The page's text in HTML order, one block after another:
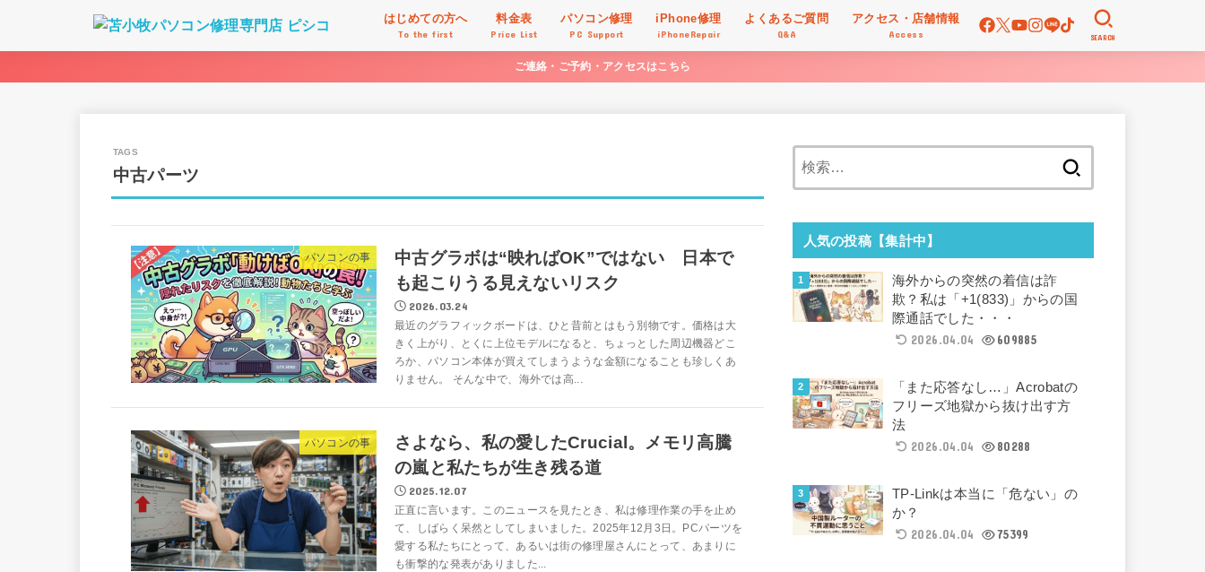
はじめての方へ
To the first
料金表
Price List
パソコン修理
PC Support
iPhone修理
iPhoneRepair
よくあるご質問
Q&A
アクセス・店舗情報
Access SEARCH
ご連絡・ご予約・アクセスはこちら
中古パーツ
パソコンの事
中古グラボは“映ればOK”ではない 日本で
も起こりうる見えないリスク
2026.03.24
最近のグラフィックボードは、ひと昔前とはもう別物です。価格は大
きく上がり、とくに上位モデルになると、ちょっとした周辺機器どこ
ろか、パソコン本体が買えてしまうような金額になることも珍しくあ
りません。 そんな中で、海外では高...
パソコンの事
さよなら、私の愛したCrucial。メモリ高騰
の嵐と私たちが生き残る道
2025.12.07
正直に言います。このニュースを見たとき、私は修理作業の手を止め
て、しばらく呆然としてしまいました。2025年12月3日。PCパーツを
愛する私たちにとって、あるいは街の修理屋さんにとって、あまりに
も衝撃的な発表がありました...
人気の投稿【集計中】
海外からの突然の着信は詐
欺？私は「+1(833)」からの国
際通話でした・・・
2026.04.04
609885
「また応答なし…」Acrobatの
フリーズ地獄から抜け出す方
法
2026.04.04
80288
TP-Linkは本当に「危ない」の
か？
2026.04.04
75399